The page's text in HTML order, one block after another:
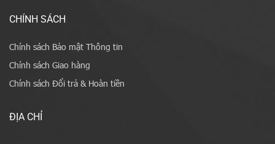
CHÍNH SÁCH
Chính sách Bảo mật Thông tin
Chính sách Giao hàng
Chính sách Đổi trả & Hoàn tiền
ĐỊA CHỈ